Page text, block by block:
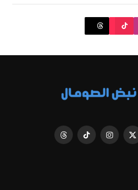
X
الانستغرامتيكتوك Threads